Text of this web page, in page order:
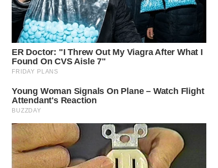
WN
SAMOSIR
WN
PADANG
LAWAS
WN
SUMEDANG
WN
CIANJUR